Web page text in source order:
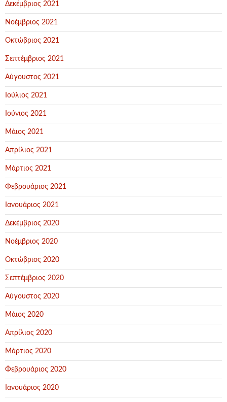
Δεκέμβριος 2021
Νοέμβριος 2021
Οκτώβριος 2021
Σεπτέμβριος 2021
Αύγουστος 2021
Ιούλιος 2021
Ιούνιος 2021
Μάιος 2021
Απρίλιος 2021
Μάρτιος 2021
Φεβρουάριος 2021
Ιανουάριος 2021
Δεκέμβριος 2020
Νοέμβριος 2020
Οκτώβριος 2020
Σεπτέμβριος 2020
Αύγουστος 2020
Μάιος 2020
Απρίλιος 2020
Μάρτιος 2020
Φεβρουάριος 2020
Ιανουάριος 2020